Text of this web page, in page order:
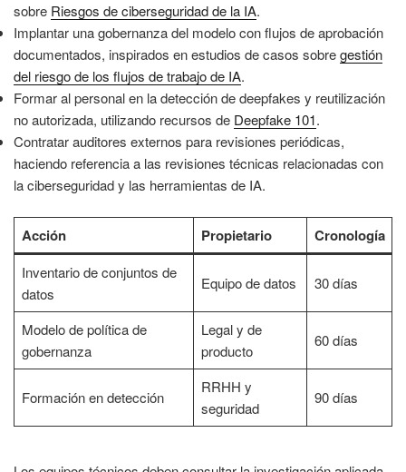
sobre Riesgos de ciberseguridad de la IA.
Implantar una gobernanza del modelo con flujos de aprobación
documentados, inspirados en estudios de casos sobregestión
del riesgo de los flujos de trabajo de IA.
Formar al personal en la detección de deepfakes y reutilización
no autorizada, utilizando recursos de Deepfake 101.
Contratar auditores externos para revisiones periódicas,
haciendo referencia a las revisiones técnicas relacionadas con
la ciberseguridad y las herramientas de IA.
Acción Propietario Cronología
Inventario de conjuntos de
datos
Equipo de datos 30 días
Modelo de política de
gobernanza
Legal y de
producto
60 días
Formación en detección
RRHH y
seguridad
90 días